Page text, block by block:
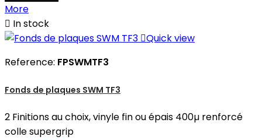
More
 In stock
Quick view
Reference: FPSWMTF3
Fonds de plaques SWM TF3
2 Finitions au choix, vinyle fin ou épais 400µ renforcé
colle supergrip